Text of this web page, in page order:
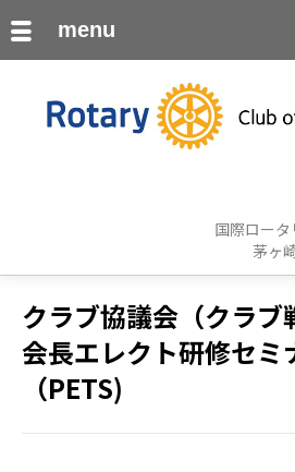
国際ロー
茅ヶ
クラブ協議会（クラブ
会長エレクト研修セミ
（PETS)
menu